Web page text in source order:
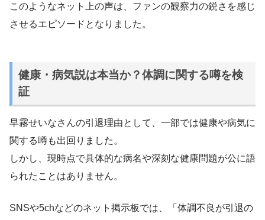
このようなネット上の声は、ファンの観察力の鋭さを感じ
させるエピソードとなりました。
健康・病気説は本当か？体調に関する噂を検
証
早霧せいなさんの引退理由として、一部では健康や病気に
関する噂も出回りました。
しかし、現時点で具体的な病名や深刻な健康問題が公に語
られたことはありません。
SNSや5chなどのネット掲示板では、「体調不良が引退の